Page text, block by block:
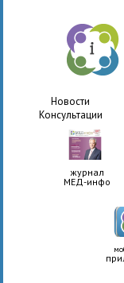
Новости
Консультации
журнал
МЕД-инфо